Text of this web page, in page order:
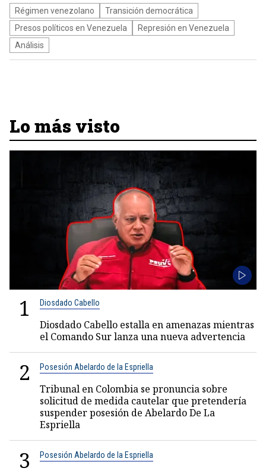
Régimen venezolano
Transición democrática
Presos políticos en Venezuela
Represión en Venezuela
Análisis
Lo más visto
1 Diosdado Cabello
Diosdado Cabello estalla en amenazas mientras
el Comando Sur lanza una nueva advertencia
2 Posesión Abelardo de la Espriella
Tribunal en Colombia se pronuncia sobre
solicitud de medida cautelar que pretendería
suspender posesión de Abelardo De La
Espriella
3 Posesión Abelardo de la Espriella